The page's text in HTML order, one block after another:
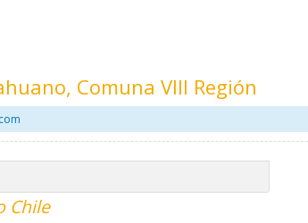
Comuna VIII Región
Chile